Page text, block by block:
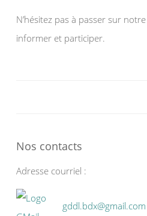
N’hésitez pas à passer sur notre
informer et participer.
Nos contacts
Adresse courriel :
gddl.bdx@gmail.com